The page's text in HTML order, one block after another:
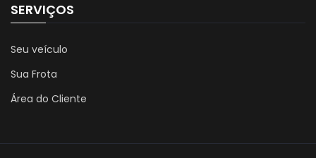
SERVIÇOS
Seu veículo
Sua Frota
Área do Cliente